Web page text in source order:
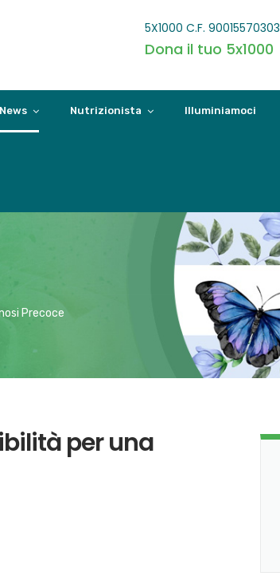
5X1000 C.F. 90015570303
Dona il tuo 5x1000
News Nutrizionista Illuminiamoci
Precoce
per una